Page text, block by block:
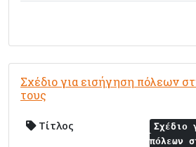
Σχέδιο για εισήγηση πόλεων
τους
Τίτλος
Σχέδιο
πόλεων